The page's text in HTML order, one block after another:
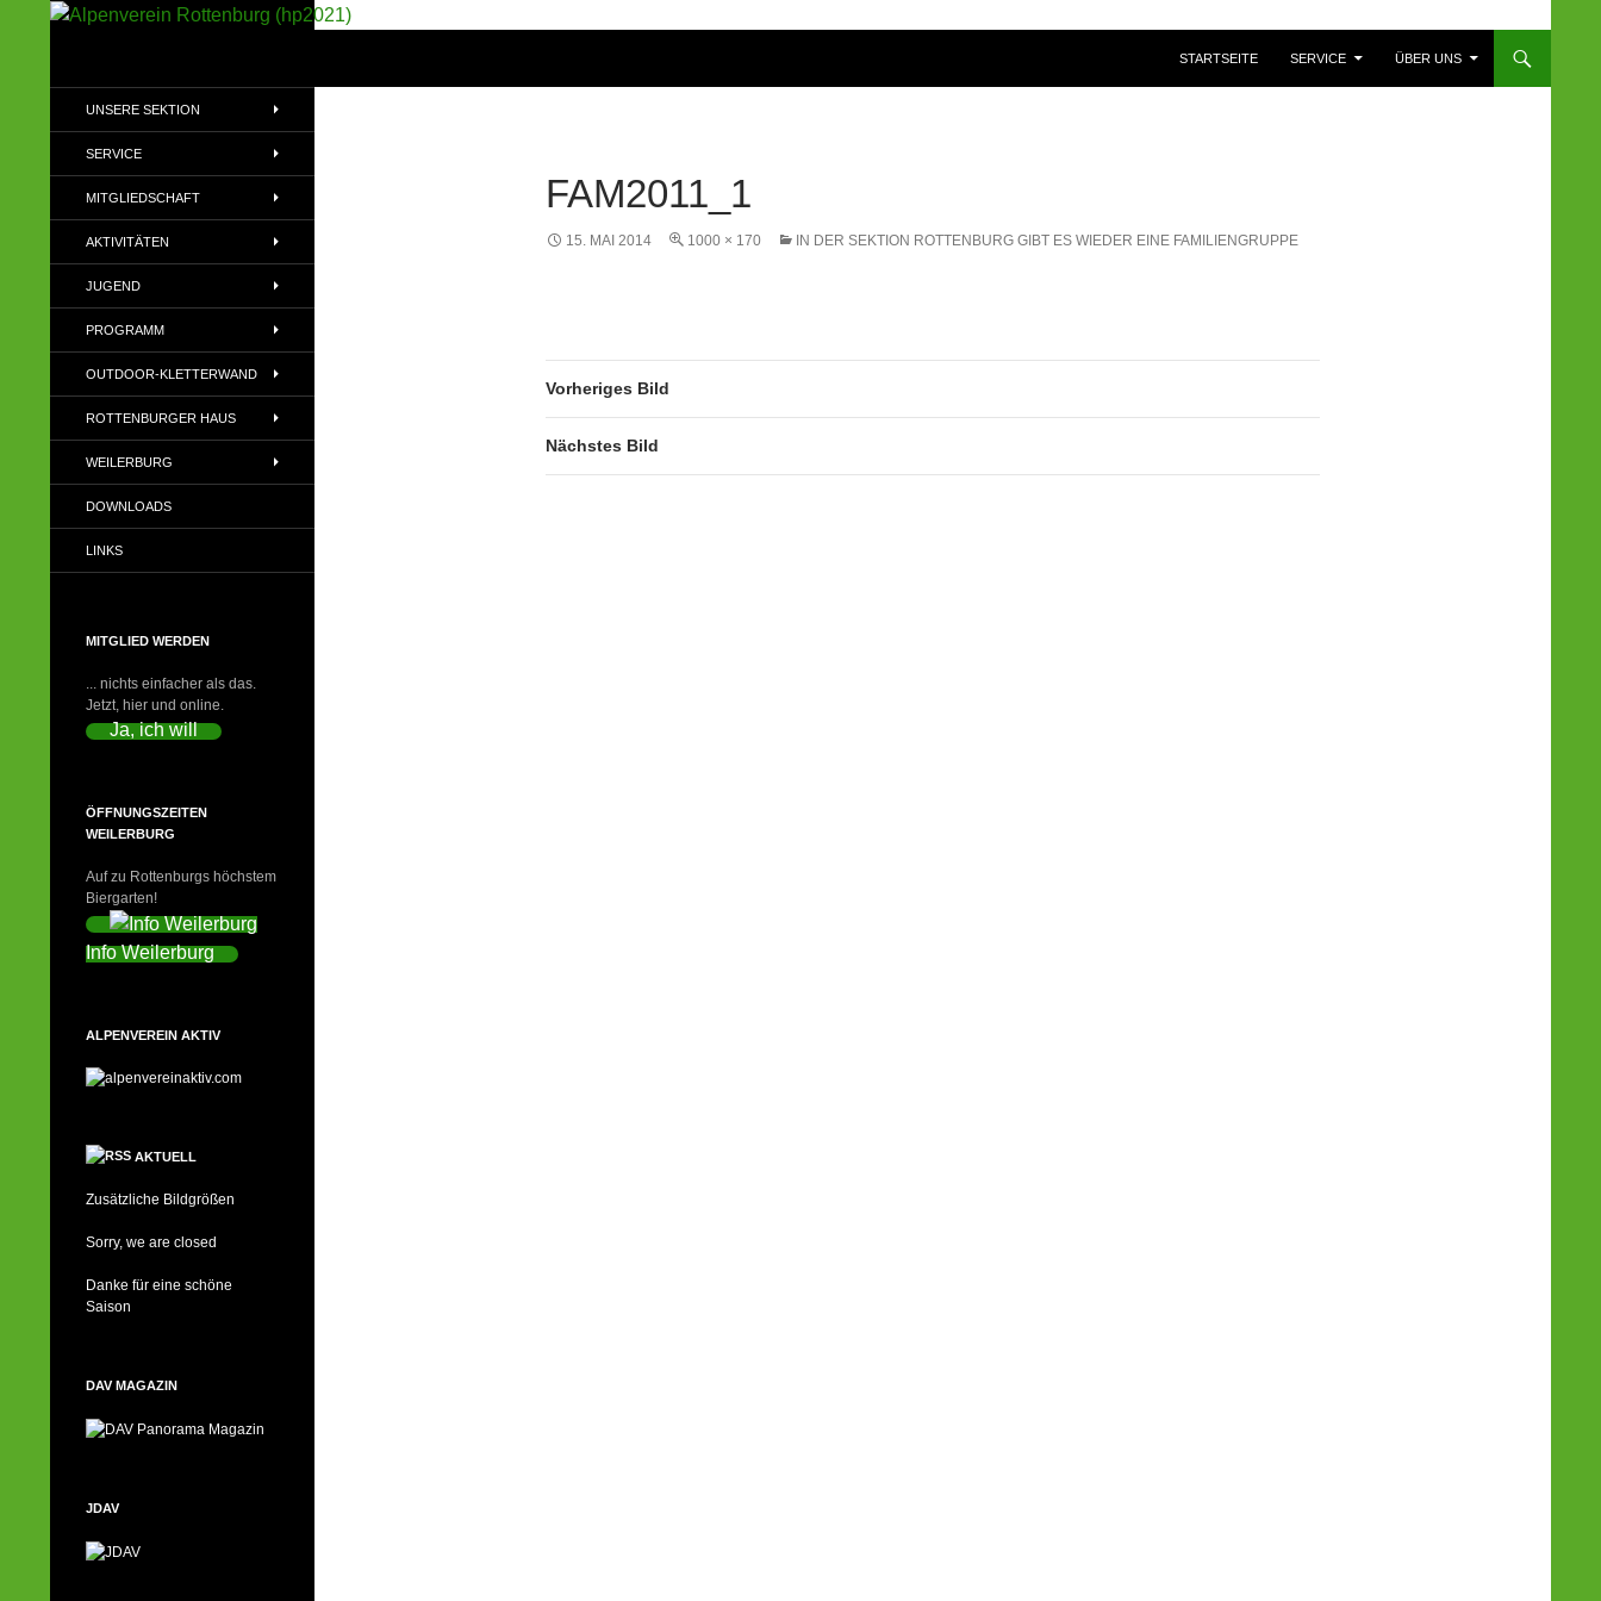
STARTSEITE
SERVICE ÜBER UNS
FAM2011_1
15. MAI 2014 1000 × 170 IN DER SEKTION ROTTENBURG GIBT ES WIEDER EINE FAMILIENGRUPPE
Vorheriges Bild
Nächstes Bild
(DAV)
UNSERE SEKTION
SERVICE
MITGLIEDSCHAFT
AKTIVITÄTEN
JUGEND
PROGRAMM
OUTDOOR-KLETTERWAND
ROTTENBURGER HAUS
WEILERBURG
DOWNLOADS
LINKS
MITGLIED WERDEN
... nichts einfacher als das.
Jetzt, hier und online.
Ja, ich will
ÖFFNUNGSZEITEN
WEILERBURG
Auf zu Rottenburgs höchstem
Biergarten!
Info Weilerburg
ALPENVEREIN AKTIV
AKTUELL
Zusätzliche Bildgrößen
Sorry, we are closed
Danke für eine schöne
Saison
DAV MAGAZIN
JDAV